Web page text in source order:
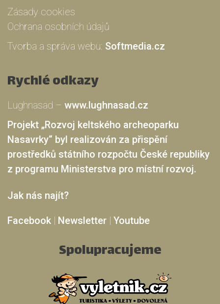
Zásady cookies
Ochrana osobních údajů
Tvorba a správa webu: Softmedia.cz
Rychlé odkazy
Lughnasad – www.lughnasad.cz
Projekt „Rozvoj keltského archeoparku
Nasavrky“ byl realizován za přispění
prostředků státního rozpočtu České republiky
z programu Ministerstva pro místní rozvoj.
Jak nás najít?
Facebook | Newsletter | Youtube
Spolupracujeme